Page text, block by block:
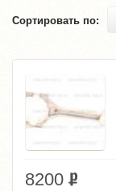
Сортировать по:
8200